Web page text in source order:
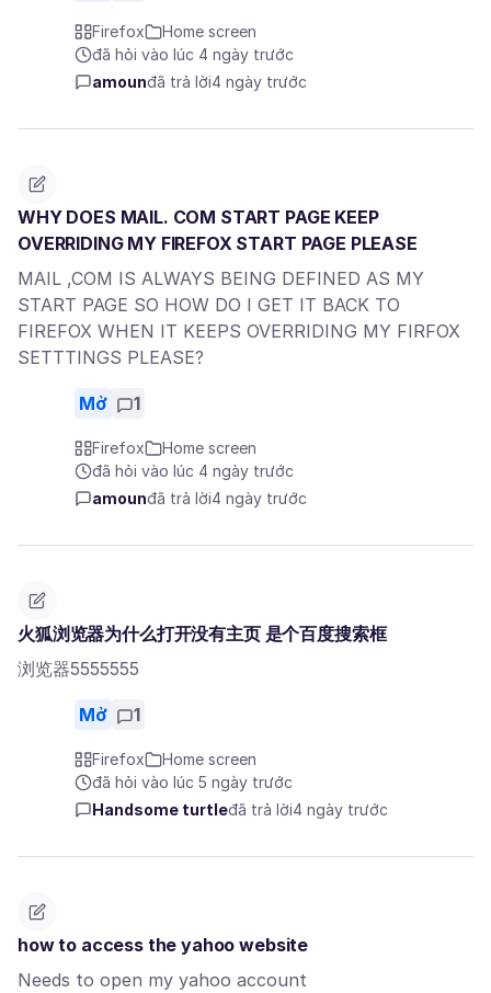
Firefox
Home screen
đã hỏi vào lúc 4 ngày trước
amounđã trả lời4 ngày trước
WHY DOES MAIL. COM START PAGE KEEP
OVERRIDING MY FIREFOX START PAGE PLEASE
MAIL ,COM IS ALWAYS BEING DEFINED AS MY
START PAGE SO HOW DO I GET IT BACK TO
FIREFOX WHEN IT KEEPS OVERRIDING MY FIRFOX
SETTTINGS PLEASE?
Mở 1
Firefox
Home screen
đã hỏi vào lúc 4 ngày trước
amounđã trả lời4 ngày trước
火狐浏览器为什么打开没有主页 是个百度搜索框
浏览器5555555
Mở 1
Firefox
Home screen
đã hỏi vào lúc 5 ngày trước
Handsome turtleđã trả lời4 ngày trước
how to access the yahoo website
Needs to open my yahoo account